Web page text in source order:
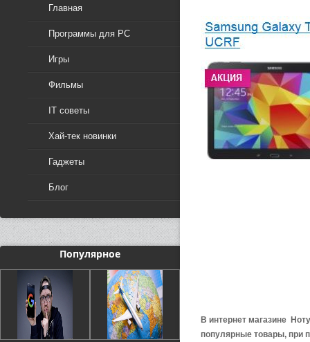
Главная
Программы для PC
Игры
Фильмы
IT советы
Хай-тек новинки
Гаджеты
Блог
Популярное
В интернет магазине
популярные товары, при